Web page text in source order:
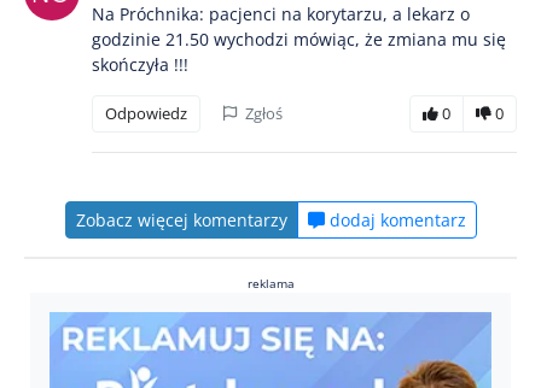
Na Próchnika: pacjenci na korytarzu, a lekarz o
godzinie 21.50 wychodzi mówiąc, że zmiana mu się
skończyła !!!
Odpowiedz Zgłoś 0 0
Zobacz więcej komentarzy dodaj komentarz
reklama